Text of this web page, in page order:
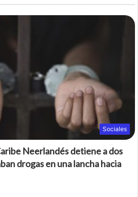
Sociales
Neerlandés detiene a dos
drogas en una lancha hacia